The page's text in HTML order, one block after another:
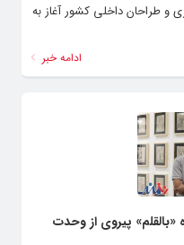
و طراحان داخلی کشور آغاز به
ادامه خبر
«بالقلم» پیروی از وحدت